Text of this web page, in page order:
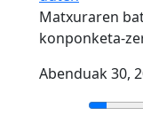
Matxuraren
konponketa-
Abenduak 30,